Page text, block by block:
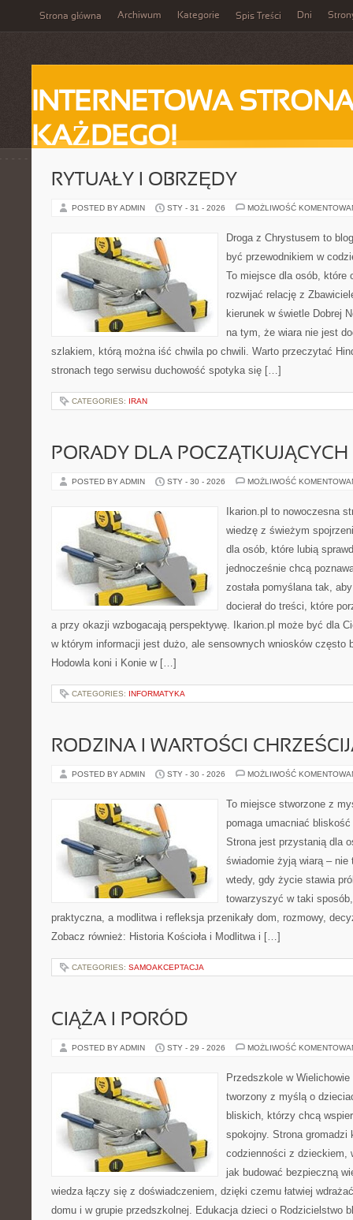
Strona główna Archiwum Kategorie Spis Treści Dni
INTERNETOWA
KAŻDEGO!
RYTUAŁY I OBRZĘDY
POSTED BY ADMIN STY - 31 - 2026 MOŻLIWOŚĆ
Droga z Chrystusem to
być przewodnikiem w
To miejsce dla osób, które
rozwijać relację z
kierunek w świetle Dobrej
na tym, że wiara nie jest
szlakiem, którą można iść chwila po chwili. Warto przeczytać
stronach tego serwisu duchowość spotyka się […]
CATEGORIES: IRAN
PORADY DLA
POSTED BY ADMIN STY - 30 - 2026 MOŻLIWOŚĆ
Ikarion.pl to nowoczesna
wiedzę z świeżym
dla osób, które lubią
jednocześnie chcą
została pomyślana tak,
docierał do treści, które
a przy okazji wzbogacają perspektywę. Ikarion.pl może być dla
w którym informacji jest dużo, ale sensownych wniosków często
Hodowla koni i Konie w […]
CATEGORIES: INFORMATYKA
RODZINA I WARTOŚCI
POSTED BY ADMIN STY - 30 - 2026 MOŻLIWOŚĆ
To miejsce stworzone z
pomaga umacniać
Strona jest przystanią dla
świadomie żyją wiarą –
wtedy, gdy życie stawia
towarzyszyć w taki
praktyczna, a modlitwa i refleksja przenikały dom, rozmowy,
Zobacz również: Historia Kościoła i Modlitwa i […]
CATEGORIES: SAMOAKCEPTACJA
CIĄŻA I PORÓD
POSTED BY ADMIN STY - 29 - 2026 MOŻLIWOŚĆ
Przedszkole w
tworzony z myślą o
bliskich, którzy chcą
spokojny. Strona gromadzi
codzienności z dzieckiem,
jak budować bezpieczną
wiedza łączy się z doświadczeniem, dzięki czemu łatwiej
domu i w grupie przedszkolnej. Edukacja dzieci o Rodzicielstwo